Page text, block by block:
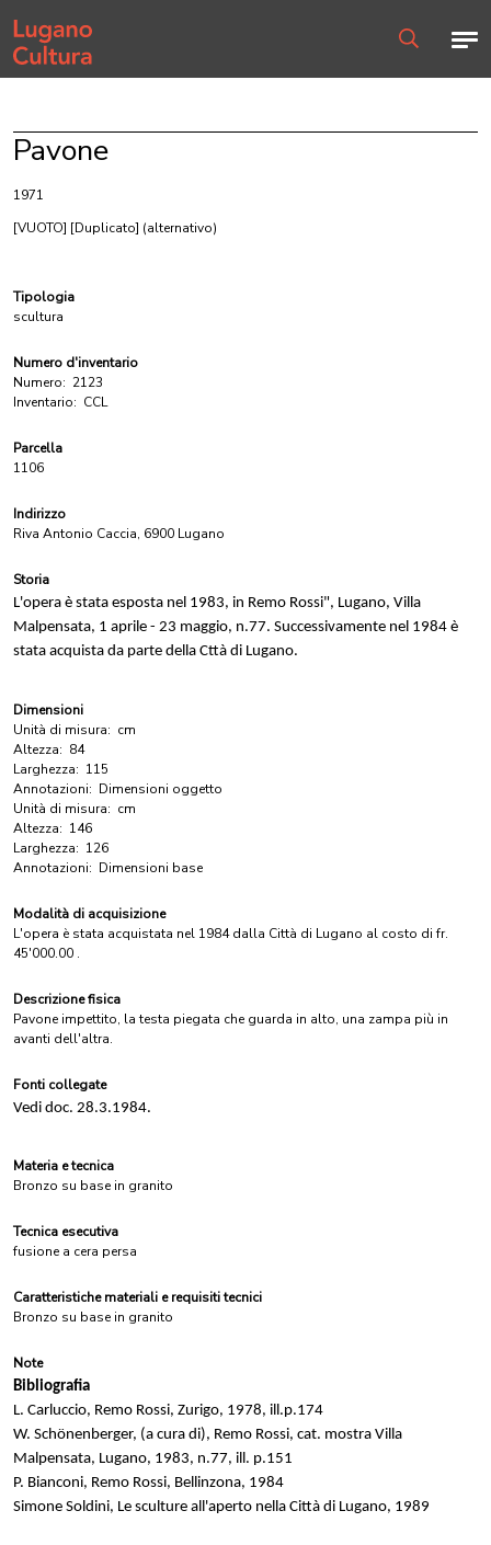
Home page
Pavone
1971
[VUOTO] [Duplicato] (alternativo)
Tipologia
scultura
Numero d'inventario
Numero: 2123
Inventario: CCL
Parcella
1106
Indirizzo
Riva Antonio Caccia, 6900 Lugano
Storia
L'opera è stata esposta nel 1983, in Remo Rossi", Lugano, Villa
Malpensata, 1 aprile - 23 maggio, n.77. Successivamente nel 1984 è
stata acquista da parte della Cttà di Lugano.
Dimensioni
Unità di misura: cm
Altezza: 84
Larghezza: 115
Annotazioni: Dimensioni oggetto
Unità di misura: cm
Altezza: 146
Larghezza: 126
Annotazioni: Dimensioni base
Modalità di acquisizione
L'opera è stata acquistata nel 1984 dalla Città di Lugano al costo di fr.
45'000.00 .
Descrizione fisica
Pavone impettito, la testa piegata che guarda in alto, una zampa più in
avanti dell'altra.
Fonti collegate
Vedi doc. 28.3.1984.
Materia e tecnica
Bronzo su base in granito
Tecnica esecutiva
fusione a cera persa
Caratteristiche materiali e requisiti tecnici
Bronzo su base in granito
Note
Bibliografia
L. Carluccio, Remo Rossi, Zurigo, 1978, ill.p.174
W. Schönenberger, (a cura di), Remo Rossi, cat. mostra Villa
Malpensata, Lugano, 1983, n.77, ill. p.151
P. Bianconi, Remo Rossi, Bellinzona, 1984
Simone Soldini, Le sculture all'aperto nella Città di Lugano, 1989